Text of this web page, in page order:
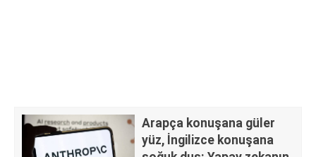
Arapça konuşana güler
yüz, İngilizce konuşana